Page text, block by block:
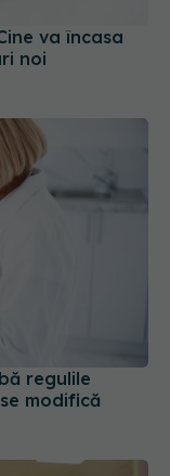
noi
regulile
modifică